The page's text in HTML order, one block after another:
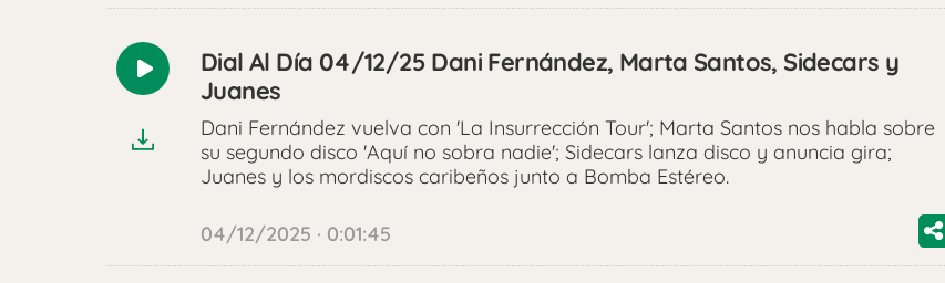
Reproducir
Dial Al Día 04/12/25 Dani Fernández, Marta Santos, Sidecars y
Juanes
Dani Fernández vuelva con 'La Insurrección Tour'; Marta Santos nos habla sobre
su segundo disco 'Aquí no sobra nadie'; Sidecars lanza disco y anuncia gira;
Juanes y los mordiscos caribeños junto a Bomba Estéreo.
04/12/2025 · 0:01:45